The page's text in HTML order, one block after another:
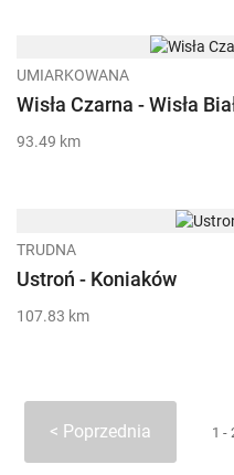
UMIARKOWANA
Wisła Czarna - Wisła
93.49 km
TRUDNA
Ustroń - Koniaków
107.83 km
Poprzednia 1 -